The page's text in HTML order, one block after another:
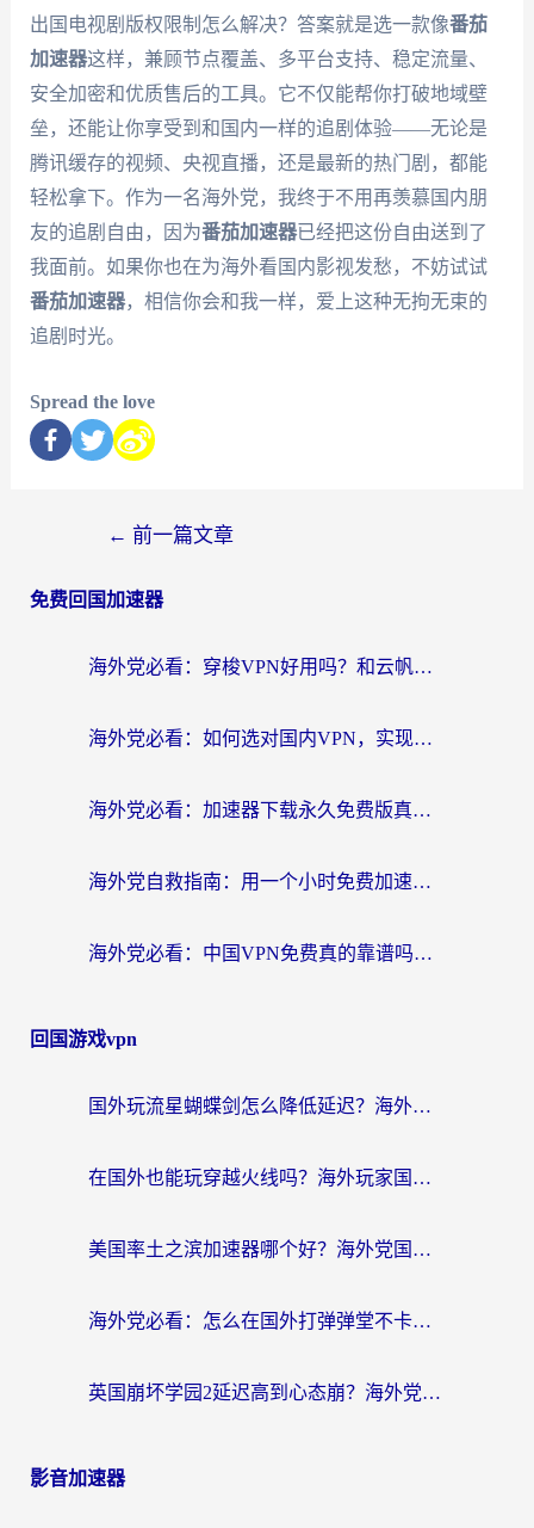
出国电视剧版权限制怎么解决？答案就是选一款像番茄
加速器这样，兼顾节点覆盖、多平台支持、稳定流量、
安全加密和优质售后的工具。它不仅能帮你打破地域壁
垒，还能让你享受到和国内一样的追剧体验——无论是
腾讯缓存的视频、央视直播，还是最新的热门剧，都能
轻松拿下。作为一名海外党，我终于不用再羡慕国内朋
友的追剧自由，因为番茄加速器已经把这份自由送到了
我面前。如果你也在为海外看国内影视发愁，不妨试试
番茄加速器，相信你会和我一样，爱上这种无拘无束的
追剧时光。
Spread the love
← 前一篇文章
免费回国加速器
海外党必看：穿梭VPN好用吗？和云帆VPN对比哪个回国效果更好？附真实测评+避坑指南
海外党必看：如何选对国内VPN，实现无缝访问国内资源？
海外党必看：加速器下载永久免费版真的存在吗？教你无缝访问国内资源的正确姿势
海外党自救指南：用一个小时免费加速器，轻松打破国内资源访问壁垒？
海外党必看：中国VPN免费真的靠谱吗？手把手教你选对回国加速器
回国游戏vpn
国外玩流星蝴蝶剑怎么降低延迟？海外党必看的加速秘籍（含欧洲鸣潮&彩虹岛优化攻略）
在国外也能玩穿越火线吗？海外玩家国服游戏畅玩终极指南
美国率土之滨加速器哪个好？海外党国服游戏畅玩终极指南（附多游戏解决方案）
海外党必看：怎么在国外打弹弹堂不卡？番茄加速器亲测指南
英国崩坏学园2延迟高到心态崩？海外党国服游戏加速终极指南
影音加速器